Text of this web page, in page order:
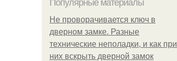
Популярные материалы
Не проворачивается ключ в
дверном замке. Разные
технические неполадки, и как при
них вскрыть дверной замок